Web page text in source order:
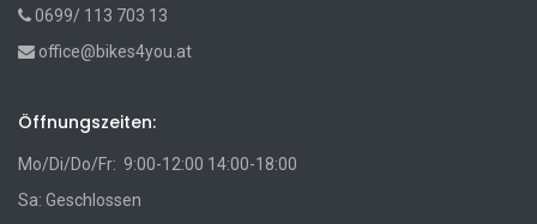
0699/ 113 703 13
office@bikes4you.at
Öffnungszeiten:
Mo/Di/Do/Fr: 9:00-12:00 14:00-18:00
Sa: Geschlossen